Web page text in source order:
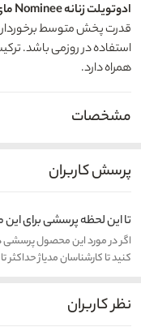
ادوتویلت زنانه Nominee مای MY
قدرت پخش متوسط
استفاده در روزمی باشد.
همراه دارد.
مشخصات
پرسش کاربران
تا این لحظه پرسشی برای
اگر در مورد این محصول پرسشی
کنید تا کارشناسان مدیاژ حداکثر تا ۴۸ ساعت به شما پاسخ دهند
نظر کاربران